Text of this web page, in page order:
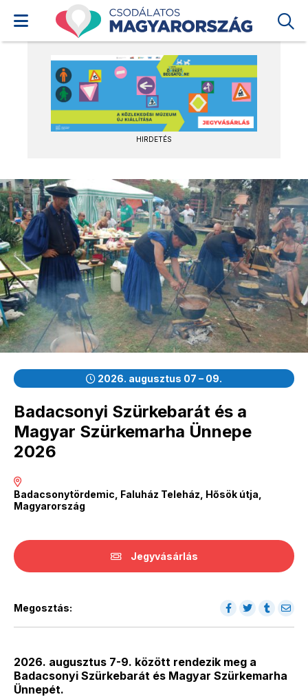
HIRDETÉS
2026. augusztus 07 – 09.
Badacsonyi Szürkebarát és a
Magyar Szürkemarha Ünnepe
2026
Badacsonytördemic, Faluház Teleház, Hősök útja,
Magyarország
Jegyvásárlás
Megosztás:
2026. augusztus 7-9. között rendezik meg a
Badacsonyi Szürkebarát és Magyar Szürkemarha
Ünnepét.